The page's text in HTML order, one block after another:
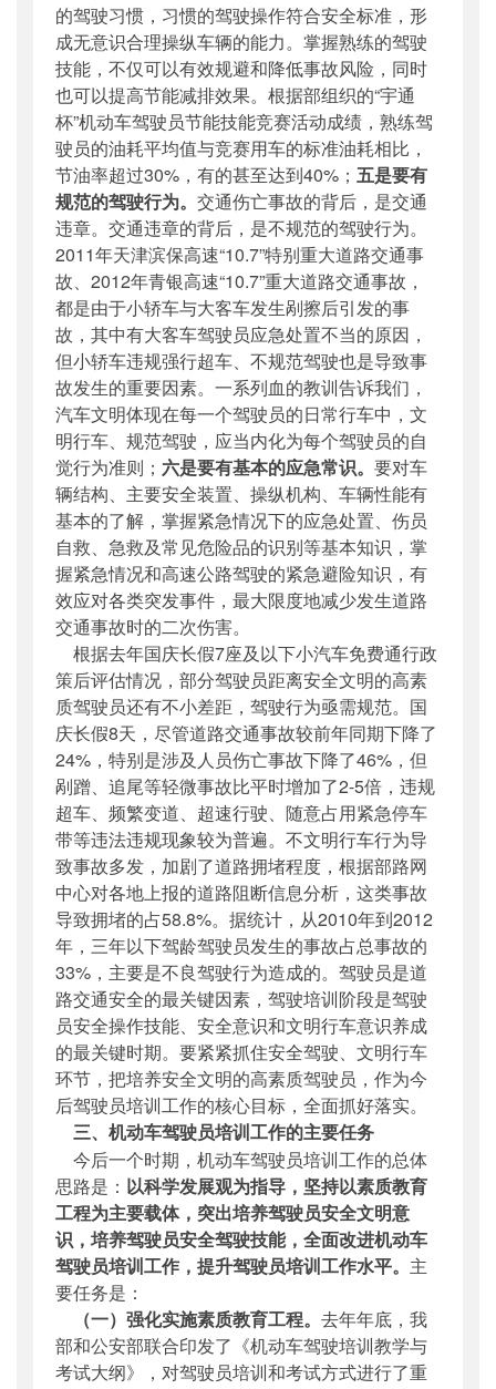
的驾驶习惯，习惯的驾驶操作符合安全标准，形
成无意识合理操纵车辆的能力。掌握熟练的驾驶
技能，不仅可以有效规避和降低事故风险，同时
也可以提高节能减排效果。根据部组织的“宇通
杯”机动车驾驶员节能技能竞赛活动成绩，熟练驾
驶员的油耗平均值与竞赛用车的标准油耗相比，
节油率超过30%，有的甚至达到40%； 五是要有
规范的驾驶行为。 交通伤亡事故的背后，是交通
违章。交通违章的背后，是不规范的驾驶行为。
2011年天津滨保高速“10.7”特别重大道路交通事
故、2012年青银高速“10.7”重大道路交通事故，
都是由于小轿车与大客车发生剐擦后引发的事
故，其中有大客车驾驶员应急处置不当的原因，
但小轿车违规强行超车、不规范驾驶也是导致事
故发生的重要因素。一系列血的教训告诉我们，
汽车文明体现在每一个驾驶员的日常行车中，文
明行车、规范驾驶，应当内化为每个驾驶员的自
觉行为准则； 六是要有基本的应急常识。 要对车
辆结构、主要安全装置、操纵机构、车辆性能有
基本的了解，掌握紧急情况下的应急处置、伤员
自救、急救及常见危险品的识别等基本知识，掌
握紧急情况和高速公路驾驶的紧急避险知识，有
效应对各类突发事件，最大限度地减少发生道路
交通事故时的二次伤害。
根据去年国庆长假7座及以下小汽车免费通行政
策后评估情况，部分驾驶员距离安全文明的高素
质驾驶员还有不小差距，驾驶行为亟需规范。国
庆长假8天，尽管道路交通事故较前年同期下降了
24%，特别是涉及人员伤亡事故下降了46%，但
剐蹭、追尾等轻微事故比平时增加了2-5倍，违规
超车、频繁变道、超速行驶、随意占用紧急停车
带等违法违规现象较为普遍。不文明行车行为导
致事故多发，加剧了道路拥堵程度，根据部路网
中心对各地上报的道路阻断信息分析，这类事故
导致拥堵的占58.8%。据统计，从2010年到2012
年，三年以下驾龄驾驶员发生的事故占总事故的
33%，主要是不良驾驶行为造成的。驾驶员是道
路交通安全的最关键因素，驾驶培训阶段是驾驶
员安全操作技能、安全意识和文明行车意识养成
的最关键时期。要紧紧抓住安全驾驶、文明行车
环节，把培养安全文明的高素质驾驶员，作为今
后驾驶员培训工作的核心目标，全面抓好落实。
三、机动车驾驶员培训工作的主要任务
今后一个时期，机动车驾驶员培训工作的总体
思路是： 以科学发展观为指导，坚持以素质教育
工程为主要载体，突出培养驾驶员安全文明意
识，培养驾驶员安全驾驶技能，全面改进机动车
驾驶员培训工作，提升驾驶员培训工作水平。 主
要任务是：
（一）强化实施素质教育工程。 去年年底，我
部和公安部联合印发了《机动车驾驶培训教学与
考试大纲》，对驾驶员培训和考试方式进行了重